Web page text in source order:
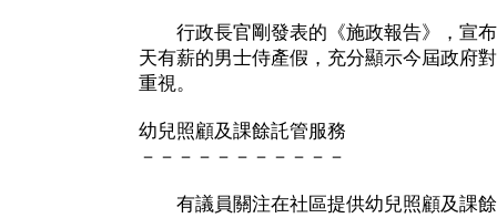
行政長官剛發表的《施政報告》，宣布
天有薪的男士侍產假，充分顯示今屆政府
重視。
幼兒照顧及課餘託管服務
－－－－－－－－－－－
有議員關注在社區提供幼兒照顧及課餘